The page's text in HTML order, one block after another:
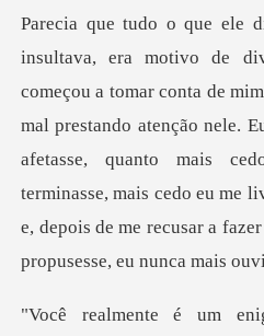
mal prestando atenção nele.
afetasse, quanto mais
terminasse, mais cedo eu me